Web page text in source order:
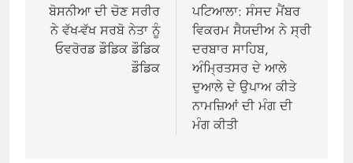
navigation
ਬੋਸਨੀਆ ਦੀ ਚੋਣ ਸਰੀਰ
ਨੇ ਵੱਖ-ਵੱਖ ਸਰਬੋ ਨੇਤਾ ਨੂੰ
ਓਵਰੋਰਡ ਡੌਡਿਕ ਡੌਡਿਕ
ਡੌਡਿਕ
ਪਟਿਆਲਾ: ਸੰਸਦ ਮੈਂਬਰ
ਵਿਕਰਮ ਸੈਯਦੀਅ ਨੇ ਸ੍ਰੀ
ਦਰਬਾਰ ਸਾਹਿਬ,
ਅੰਮ੍ਰਿਤਸਰ ਦੇ ਆਲੇ
ਦੁਆਲੇ ਦੇ ਉਪਾਅ ਕੀਤੇ
ਨਾਮਜ਼ਿਆਂ ਦੀ ਮੰਗ ਦੀ
ਮੰਗ ਕੀਤੀ